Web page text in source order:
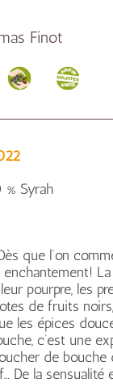
Finot
Syrah
que l’on
enchantement!
pourpre, les
de fruits
les épices
c’est une
de bouche
De la sensualité